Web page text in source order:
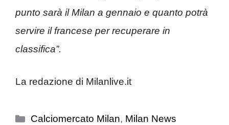
punto sarà il Milan a gennaio e quanto potrà
servire il francese per recuperare in
classifica”.
La redazione di Milanlive.it
Categorie
Calciomercato Milan, Milan News